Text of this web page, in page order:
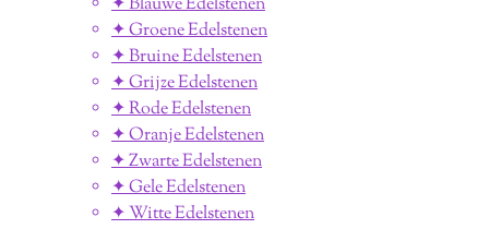
✦ Blauwe Edelstenen
✦ Groene Edelstenen
✦ Bruine Edelstenen
✦ Grijze Edelstenen
✦ Rode Edelstenen
✦ Oranje Edelstenen
✦ Zwarte Edelstenen
✦ Gele Edelstenen
✦ Witte Edelstenen